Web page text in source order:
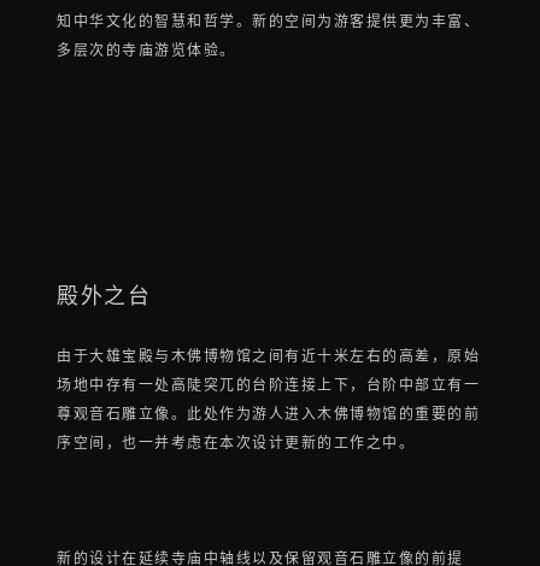
知中华文化的智慧和哲学。新的空间为游客提供更为丰富、
多层次的寺庙游览体验。
殿外之台
由于大雄宝殿与木佛博物馆之间有近十米左右的高差，原始
场地中存有一处高陡突兀的台阶连接上下，台阶中部立有一
尊观音石雕立像。此处作为游人进入木佛博物馆的重要的前
序空间，也一并考虑在本次设计更新的工作之中。
新的设计在延续寺庙中轴线以及保留观音石雕立像的前提